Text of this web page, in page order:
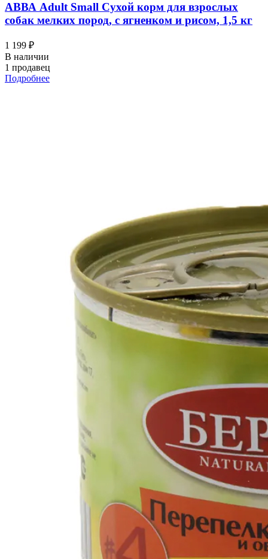
АВВА Adult Small Сухой корм для взрослых
собак мелких пород, с ягненком и рисом, 1,5 кг
1 199 ₽
В наличии
1 продавец
Подробнее